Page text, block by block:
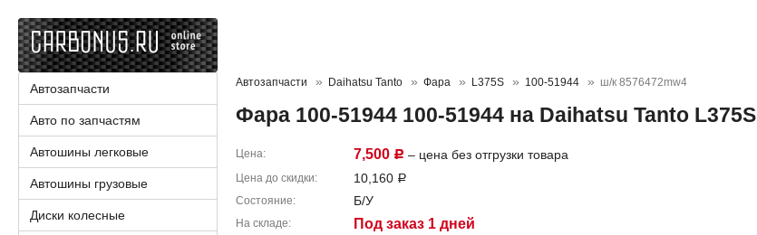
Автозапчасти Daihatsu Tanto Фара L375S 100-51944 ш/к 8576472mw4
Фара 100-51944 100-51944 на Daihatsu Tanto L375S
Цена 7,500 Р – цена без отгрузки товара
Цена до скидки 10,160 Р
Состояние Б/У
На складе Под заказ 1 дней
Автозапчасти
Авто по запчастям
Автошины легковые
Автошины грузовые
Диски колесные